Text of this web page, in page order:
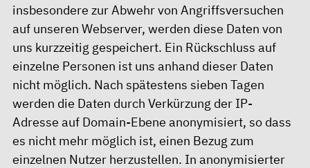
insbesondere zur Abwehr von Angriffsversuchen
auf unseren Webserver, werden diese Daten von
uns kurzzeitig gespeichert. Ein Rückschluss auf
einzelne Personen ist uns anhand dieser Daten
nicht möglich. Nach spätestens sieben Tagen
werden die Daten durch Verkürzung der IP-
Adresse auf Domain-Ebene anonymisiert, so dass
es nicht mehr möglich ist, einen Bezug zum
einzelnen Nutzer herzustellen. In anonymisierter